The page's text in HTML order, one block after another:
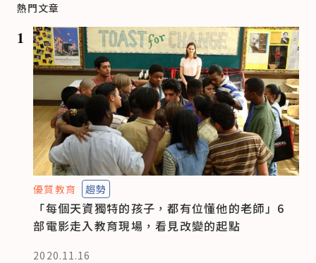
熱門文章
1
優質教育 趨勢
「每個天資獨特的孩子，都有位懂他的老師」6
部電影走入教育現場，看見改變的起點
2020.11.16